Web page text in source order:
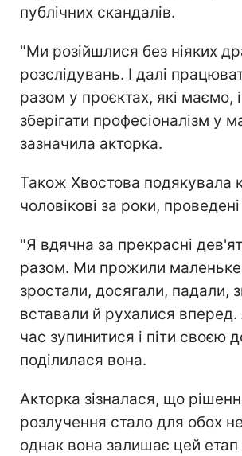
публічних скандалів.
"Ми розійшлися без ніяких
розслідувань. І далі
разом у проєктах, які маємо, і
зберігати професіоналізм у
зазначила акторка.
Також Хвостова подякувала
чоловікові за роки,
"Я вдячна за прекрасні
разом. Ми прожили
зростали, досягали, падали,
вставали й рухалися вперед.
час зупинитися і піти своєю
поділилася вона.
Акторка зізналася, що
розлучення стало для обох
однак вона залишає цей